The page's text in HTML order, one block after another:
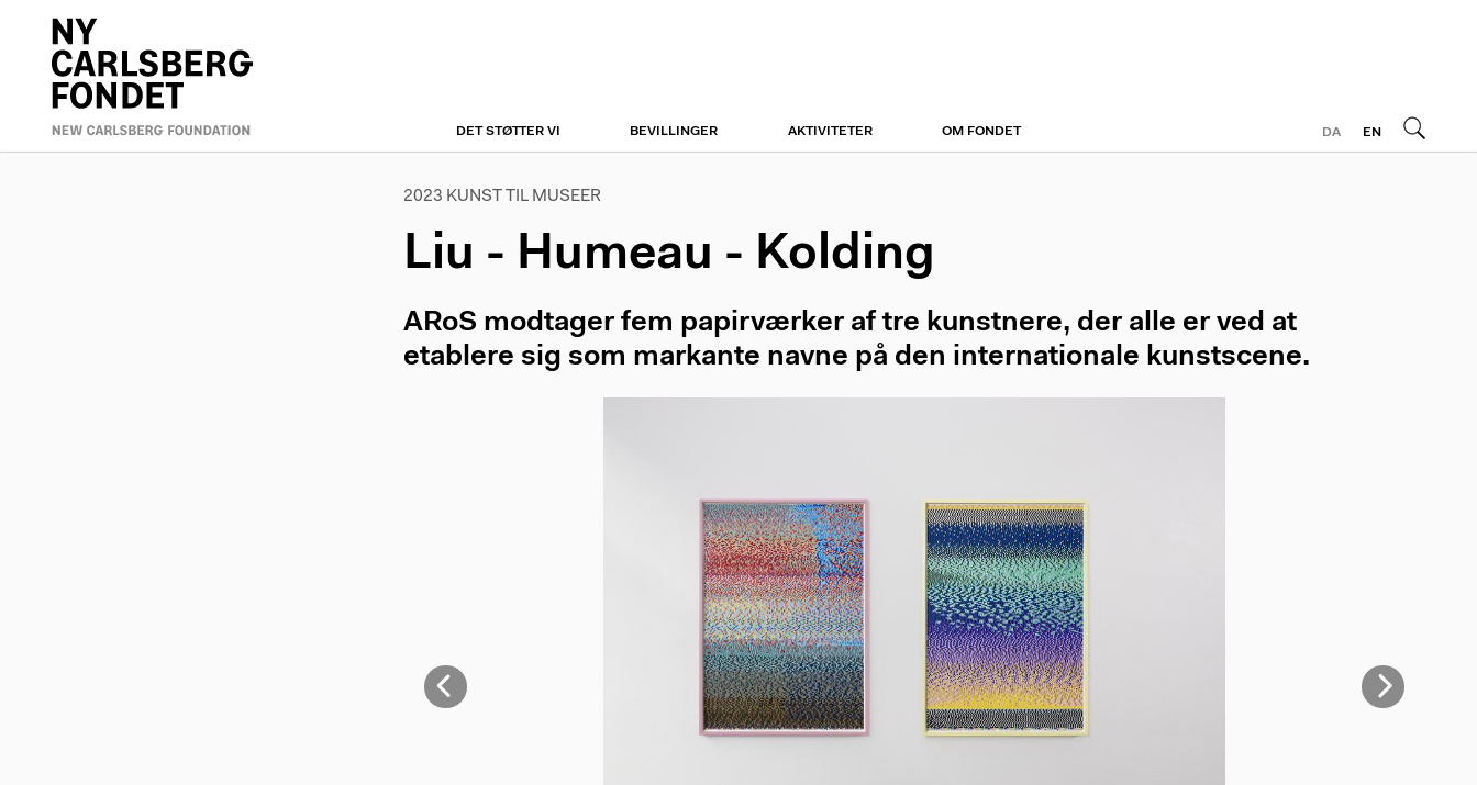
DET STØTTER VI BEVILLINGER AKTIVITETER OM FONDET DA EN
2023 KUNST TIL MUSEER
Liu - Humeau - Kolding
ARoS modtager fem papirværker af tre kunstnere, der alle er ved at
etablere sig som markante navne på den internationale kunstscene.